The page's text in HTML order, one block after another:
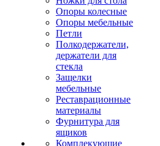
Опоры колесные
Опоры мебельные
Петли
Полкодержатели,
держатели для
стекла
Защелки
мебельные
Реставрационные
материалы
Фурнитура для
ящиков
Комплекующие